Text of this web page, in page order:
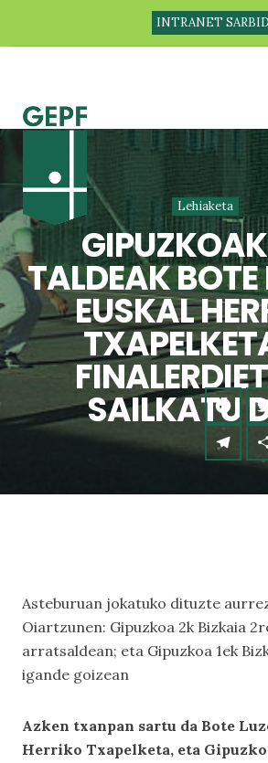
INTRANET
Lehiaketa
TALDEAK BOTE
EUSKAL
SAILKATU
Asteburuan jokatuko dituzte
Oiartzunen: Gipuzkoa 2k Bizkaia
arratsaldean; eta Gipuzkoa 1ek
igande goizean
Azken txanpan sartu da Bote
Herriko Txapelketa, eta